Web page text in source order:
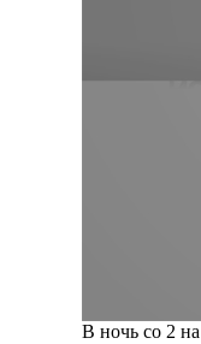
В ночь со 2